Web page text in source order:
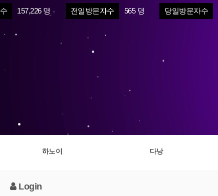
157,226 명 전일방문자수 565 명 당일방문자수
하노이 다낭
Login